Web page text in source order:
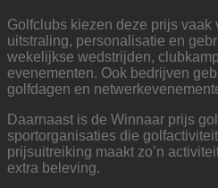
Golfclubs kiezen deze prijs
uitstraling, personalisatie en
wekelijkse wedstrijden,
evenementen. Ook bedrijven
golfdagen en
Daarnaast is de Winnaar prijs
sportorganisaties die
prijsuitreiking maakt zo’n
extra beleving.